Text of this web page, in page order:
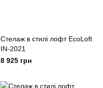
Стелаж в стилі лофт EcoLoft
IN-2021
8 925 грн